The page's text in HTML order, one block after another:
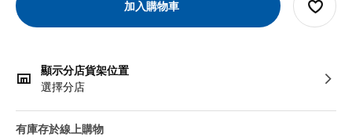
加入購物車
顯示分店貨架位置
選擇分店
有庫存於線上購物